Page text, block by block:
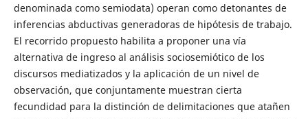
denominada como semiodata) operan como detonantes de
inferencias abductivas generadoras de hipótesis de trabajo.
El recorrido propuesto habilita a proponer una vía
alternativa de ingreso al análisis sociosemiótico de los
discursos mediatizados y la aplicación de un nivel de
observación, que conjuntamente muestran cierta
fecundidad para la distinción de delimitaciones que atañen